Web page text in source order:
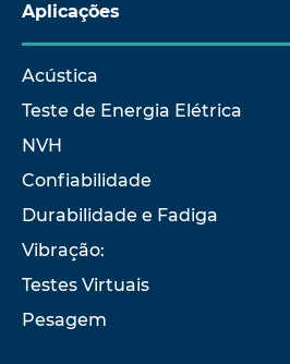
Aplicações
Acústica
Teste de Energia Elétrica
NVH
Confiabilidade
Durabilidade e Fadiga
Vibração:
Testes Virtuais
Pesagem